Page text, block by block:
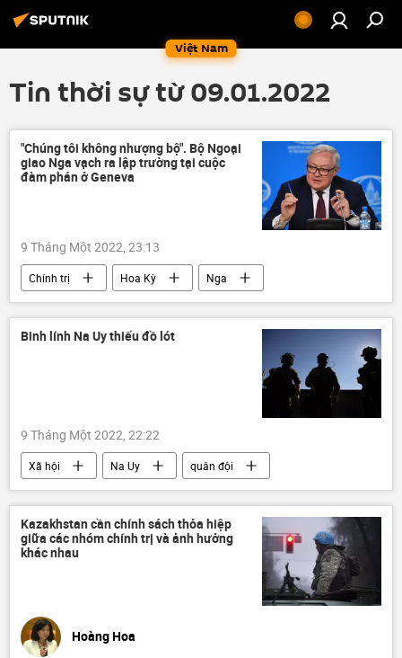
Việt Nam
Tin thời sự từ 09.01.2022
"Chúng tôi không nhượng bộ". Bộ Ngoại
giao Nga vạch ra lập trường tại cuộc
đàm phán ở Geneva
9 Tháng Một 2022, 23:13
Chính trị Hoa Kỳ
Nga
NATO
Bộ Ngoại giao Nga
Sergei Ryabkov
Ukraina
Binh lính Na Uy thiếu đồ lót
9 Tháng Một 2022, 22:22
Xã hội Na Uy quân đội
Kazakhstan cần chính sách thỏa hiệp
giữa các nhóm chính trị và ảnh hưởng
khác nhau
Hoàng Hoa